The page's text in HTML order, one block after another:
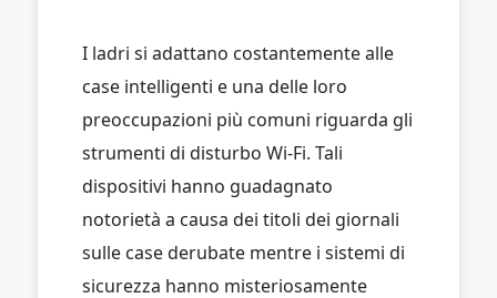
I ladri si adattano costantemente alle
case intelligenti e una delle loro
preoccupazioni più comuni riguarda gli
strumenti di disturbo Wi-Fi. Tali
dispositivi hanno guadagnato
notorietà a causa dei titoli dei giornali
sulle case derubate mentre i sistemi di
sicurezza hanno misteriosamente